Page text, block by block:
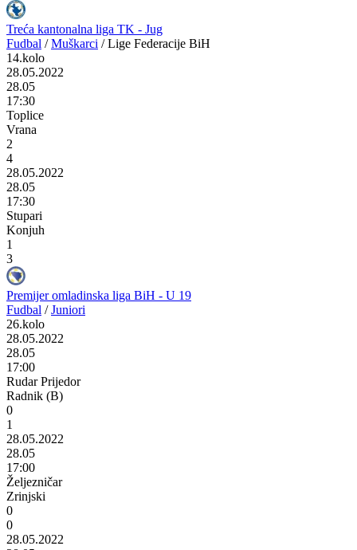
Treća kantonalna liga TK - Jug
Fudbal / Muškarci / Lige Federacije BiH
14.kolo
28.05.2022
28.05
17:30
Toplice
Vrana
2
4
28.05.2022
28.05
17:30
Stupari
Konjuh
1
3
Premijer omladinska liga BiH - U 19
Fudbal / Juniori
26.kolo
28.05.2022
28.05
17:00
Rudar Prijedor
Radnik (B)
0
1
28.05.2022
28.05
17:00
Željezničar
Zrinjski
0
0
28.05.2022